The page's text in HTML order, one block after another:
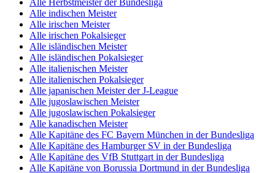
Alle indischen Meister
Alle irischen Meister
Alle irischen Pokalsieger
Alle isländischen Meister
Alle isländischen Pokalsieger
Alle italienischen Meister
Alle italienischen Pokalsieger
Alle japanischen Meister der J-League
Alle jugoslawischen Meister
Alle jugoslawischen Pokalsieger
Alle kanadischen Meister
Alle Kapitäne des FC Bayern München in der Bundesliga
Alle Kapitäne des Hamburger SV in der Bundesliga
Alle Kapitäne des VfB Stuttgart in der Bundesliga
Alle Kapitäne von Borussia Dortmund in der Bundesliga